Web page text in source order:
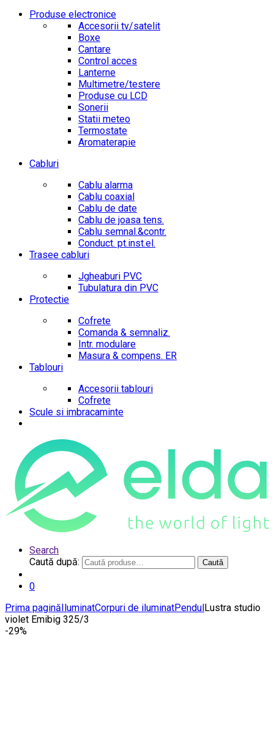
Produse electronice
Accesorii tv/satelit
Boxe
Cantare
Control acces
Lanterne
Multimetre/testere
Produse cu LCD
Sonerii
Statii meteo
Termostate
Aromaterapie
Cabluri
Cablu alarma
Cablu coaxial
Cablu de date
Cablu de joasa tens.
Cablu semnal.&contr.
Conduct. pt.inst.el.
Trasee cabluri
Jgheaburi PVC
Tubulatura din PVC
Protectie
Cofrete
Comanda & semnaliz.
Intr. modulare
Masura & compens. ER
Tablouri
Accesorii tablouri
Cofrete
Scule si imbracaminte
Search
Caută după:
Caută
0
Prima paginăIluminatCorpuri de iluminatPendulLustra studio
violet Emibig 325/3
-29%